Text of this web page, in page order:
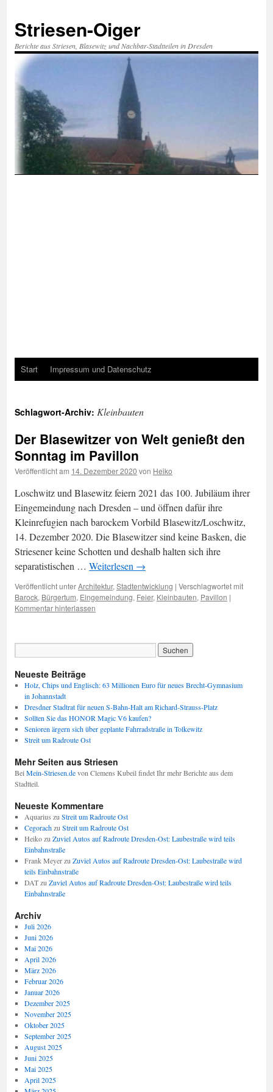
springen
Striesen-Oiger
Berichte aus Striesen, Blasewitz und Nachbar-Stadtteilen in Dresden
Start Impressum und Datenschutz
Schlagwort-Archiv: Kleinbauten
Der Blasewitzer von Welt genießt den
Sonntag im Pavillon
Veröffentlicht am 14. Dezember 2020 von Heiko
Loschwitz und Blasewitz feiern 2021 das 100. Jubiläum ihrer
Eingemeindung nach Dresden – und öffnen dafür ihre
Kleinrefugien nach barockem Vorbild Blasewitz/Loschwitz,
14. Dezember 2020. Die Blasewitzer sind keine Basken, die
Striesener keine Schotten und deshalb halten sich ihre
separatistischen … Weiterlesen →
Veröffentlicht unterArchitektur, Stadtentwicklung | Verschlagwortet mit
Barock, Bürgertum, Eingemeindung, Feier, Kleinbauten, Pavillon |
Kommentar hinterlassen
Neueste Beiträge
Holz, Chips und Englisch: 63 Millionen Euro für neues Brecht-Gymnasium
in Johannstadt
Dresdner Stadtrat für neuen S-Bahn-Halt am Richard-Strauss-Platz
Sollten Sie das HONOR Magic V6 kaufen?
Senioren ärgern sich über geplante Fahrradstraße in Tolkewitz
Streit um Radroute Ost
Mehr Seiten aus Striesen
Bei Mein-Striesen.devon Clemens Kubeil findet Ihr mehr Berichte aus dem
Stadtteil.
Neueste Kommentare
Aquarius zu Streit um Radroute Ost
Cegorachzu Streit um Radroute Ost
Heikozu Zuviel Autos auf Radroute Dresden-Ost: Laubestraße wird teils
Einbahnstraße
Frank Meyerzu Zuviel Autos auf Radroute Dresden-Ost: Laubestraße wird
teils Einbahnstraße
DATzu Zuviel Autos auf Radroute Dresden-Ost: Laubestraße wird teils
Einbahnstraße
Archiv
Juli 2026
Juni 2026
Mai 2026
April 2026
März 2026
Februar 2026
Januar 2026
Dezember 2025
November 2025
Oktober 2025
September 2025
August 2025
Juni 2025
Mai 2025
April 2025